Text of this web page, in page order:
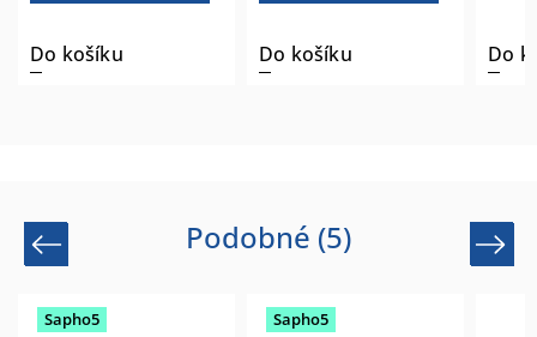
Do košíku Do košíku Do
Podobné (5)
Previous
Sapho5 Sapho5
Next